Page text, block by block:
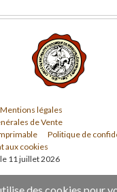
Mentions légales
de Vente
Politique de
aux cookies
11 juillet 2026